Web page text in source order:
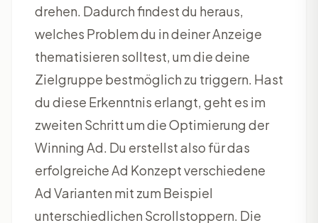
drehen. Dadurch findest du heraus,
welches Problem du in deiner Anzeige
thematisieren solltest, um die deine
Zielgruppe bestmöglich zu triggern. Hast
du diese Erkenntnis erlangt, geht es im
zweiten Schritt um die Optimierung der
Winning Ad. Du erstellst also für das
erfolgreiche Ad Konzept verschiedene
Ad Varianten mit zum Beispiel
unterschiedlichen Scrollstoppern. Die